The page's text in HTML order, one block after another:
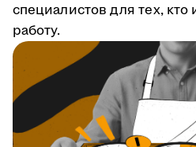
специалистов для тех,
работу.